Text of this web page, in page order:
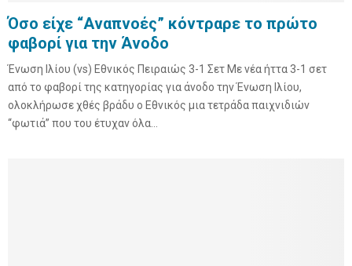
Όσο είχε “Αναπνοές” κόντραρε το πρώτο
φαβορί για την Άνοδο
Ένωση Ιλίου (vs) Εθνικός Πειραιώς 3-1 Σετ Με νέα ήττα 3-1 σετ
από το φαβορί της κατηγορίας για άνοδο την Ένωση Ιλίου,
ολοκλήρωσε χθές βράδυ ο Εθνικός μια τετράδα παιχνιδιών
“φωτιά” που του έτυχαν όλα...